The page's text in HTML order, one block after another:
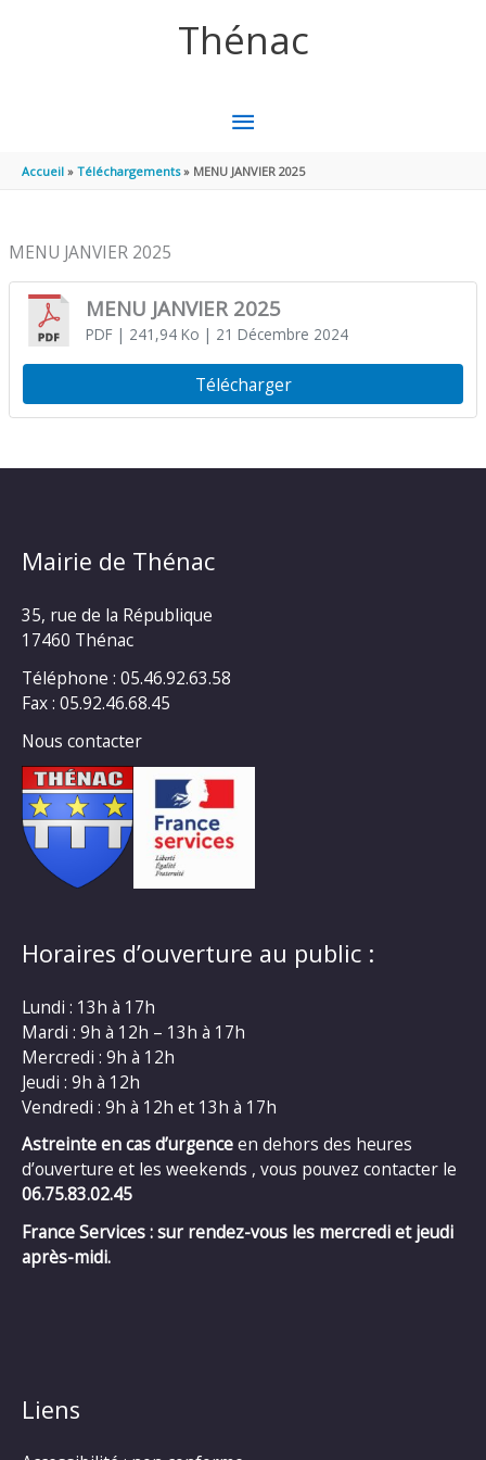
Thénac
MENU
PRINCIPAL
Accueil Téléchargements MENU JANVIER 2025
MENU JANVIER 2025
MENU JANVIER 2025
PDF| 241,94 Ko | 21 Décembre 2024
Télécharger
Mairie de Thénac
35, rue de la République
17460 Thénac
Téléphone : 05.46.92.63.58
Fax : 05.92.46.68.45
Nous contacter
Horaires d’ouverture au public :
Lundi : 13h à 17h
Mardi : 9h à 12h – 13h à 17h
Mercredi : 9h à 12h
Jeudi : 9h à 12h
Vendredi : 9h à 12h et 13h à 17h
Astreinte en cas d’urgenceen dehors des heures
d’ouverture et les weekends , vous pouvez contacter le
06.75.83.02.45
France Services : sur rendez-vous les mercredi et jeudi
après-midi.
Liens